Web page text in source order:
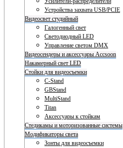
Устройства захвата USB/PCIE
Видеосвет студийный
Галогенный свет
Светодиодный LED
Управление светом DMX
Видеосендеры и аксессуары Accsoon
Накамерный свет LED
Стойки для видеосъемки
C-Stand
GBStand
MultiStand
Titan
Аксессуары к стойкам
Стедикамы и моторизованные системы
Модификаторы света
Зонты для видеосъемки